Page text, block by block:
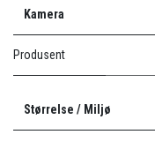
Kamera
Produsent
Størrelse / Miljø